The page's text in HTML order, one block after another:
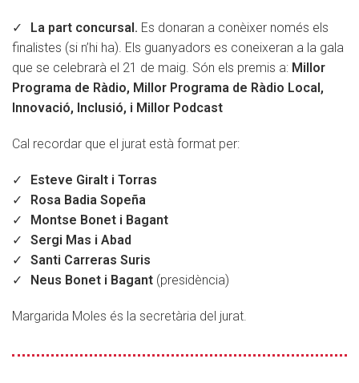
La part concursal. Es donaran a conèixer només els
finalistes (si n’hi ha). Els guanyadors es coneixeran a la gala
que se celebrarà el 21 de maig. Són els premis a: Millor
Programa de Ràdio, Millor Programa de Ràdio Local,
Innovació, Inclusió, i Millor Podcast
Cal recordar que el jurat està format per:
Esteve Giralt i Torras
Rosa Badia Sopeña
Montse Bonet i Bagant
Sergi Mas i Abad
Santi Carreras Suris
Neus Bonet i Bagant (presidència)
Margarida Moles és la secretària del jurat.